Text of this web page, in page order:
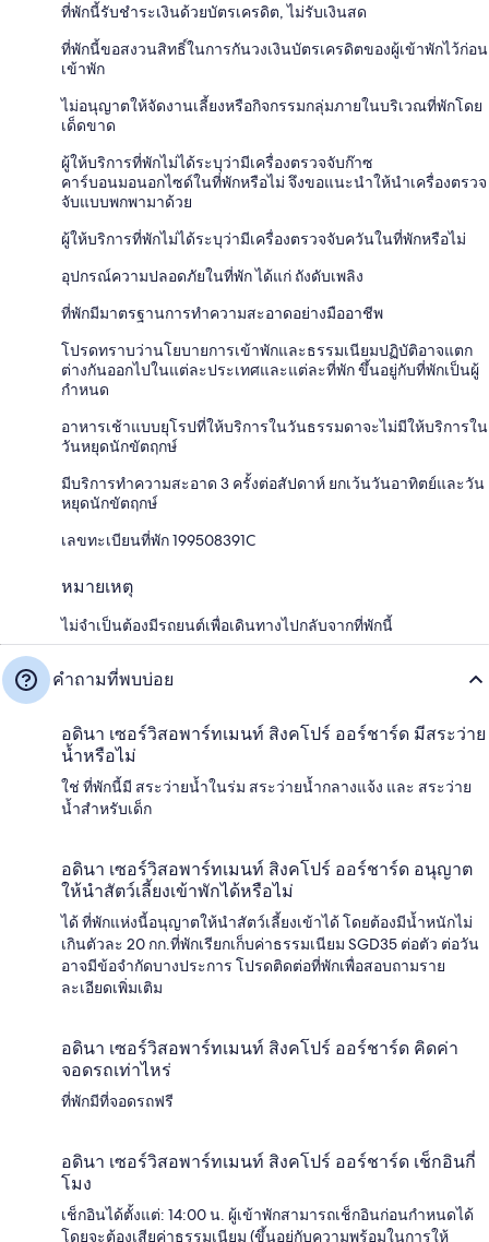
ที่พักนี้รับชำระเงินด้วยบัตรเครดิต, ไม่รับเงินสด
ที่พักนี้ขอสงวนสิทธิ์ในการกันวงเงินบัตรเครดิตของผู้เข้าพักไว้ก่อน
เข้าพัก
ไม่อนุญาตให้จัดงานเลี้ยงหรือกิจกรรมกลุ่มภายในบริเวณที่พักโดย
เด็ดขาด
ผู้ให้บริการที่พักไม่ได้ระบุว่ามีเครื่องตรวจจับก๊าซ
คาร์บอนมอนอกไซด์ในที่พักหรือไม่ จึงขอแนะนำให้นำเครื่องตรวจ
จับแบบพกพามาด้วย
ผู้ให้บริการที่พักไม่ได้ระบุว่ามีเครื่องตรวจจับควันในที่พักหรือไม่
อุปกรณ์ความปลอดภัยในที่พัก ได้แก่ ถังดับเพลิง
ที่พักมีมาตรฐานการทำความสะอาดอย่างมืออาชีพ
โปรดทราบว่านโยบายการเข้าพักและธรรมเนียมปฏิบัติอาจแตก
ต่างกันออกไปในแต่ละประเทศและแต่ละที่พัก ขึ้นอยู่กับที่พักเป็นผู้
กำหนด
อาหารเช้าแบบยุโรปที่ให้บริการในวันธรรมดาจะไม่มีให้บริการใน
วันหยุดนักขัตฤกษ์
มีบริการทำความสะอาด 3 ครั้งต่อสัปดาห์ ยกเว้นวันอาทิตย์และวัน
หยุดนักขัตฤกษ์
เลขทะเบียนที่พัก 199508391C
หมายเหตุ
ไม่จำเป็นต้องมีรถยนต์เพื่อเดินทางไปกลับจากที่พักนี้
คำถามที่พบบ่อย
อดินา เซอร์วิสอพาร์ทเมนท์ สิงคโปร์ ออร์ชาร์ด มีสระว่าย
น้ำหรือไม่
ใช่ ที่พักนี้มี สระว่ายน้ำในร่ม สระว่ายน้ำกลางแจ้ง และ สระว่าย
น้ำสำหรับเด็ก
อดินา เซอร์วิสอพาร์ทเมนท์ สิงคโปร์ ออร์ชาร์ด อนุญาต
ให้นำสัตว์เลี้ยงเข้าพักได้หรือไม่
ได้ ที่พักแห่งนี้อนุญาตให้นำสัตว์เลี้ยงเข้าได้ โดยต้องมีน้ำหนักไม่
เกินตัวละ 20 กก.ที่พักเรียกเก็บค่าธรรมเนียม SGD35 ต่อตัว ต่อวัน
อาจมีข้อจำกัดบางประการ โปรดติดต่อที่พักเพื่อสอบถามราย
ละเอียดเพิ่มเติม
อดินา เซอร์วิสอพาร์ทเมนท์ สิงคโปร์ ออร์ชาร์ด คิดค่า
จอดรถเท่าไหร่
ที่พักมีที่จอดรถฟรี
อดินา เซอร์วิสอพาร์ทเมนท์ สิงคโปร์ ออร์ชาร์ด เช็กอินกี่
โมง
เช็กอินได้ตั้งแต่: 14:00 น. ผู้เข้าพักสามารถเช็กอินก่อนกำหนดได้
โดยจะต้องเสียค่าธรรมเนียม (ขึ้นอยู่กับความพร้อมในการให้